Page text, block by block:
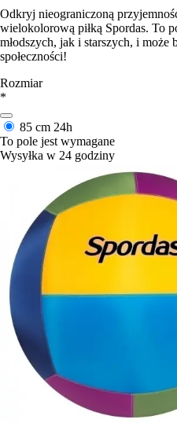
Odkryj nieograniczoną
wielokolorową piłką Spordas. To
młodszych, jak i starszych, i może
społeczności!
Rozmiar
*
85 cm 24h
To pole jest wymagane
Wysyłka w 24 godziny